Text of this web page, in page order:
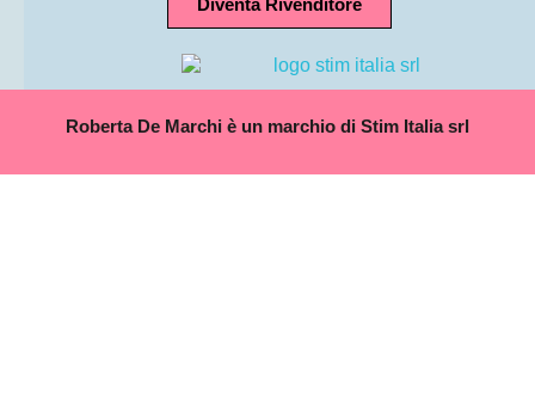
Roberta De Marchi è un marchio di Stim Italia srl